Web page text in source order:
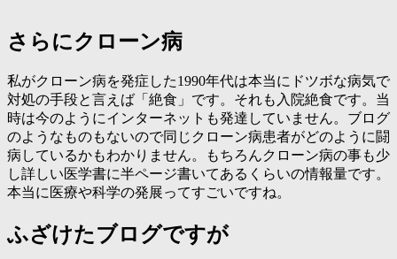
さらにクローン病
私がクローン病を発症した1990年代は本当にドツボな病気で
対処の手段と言えば「絶食」です。それも入院絶食です。当
時は今のようにインターネットも発達していません。ブログ
のようなものもないので同じクローン病患者がどのように闘
病しているかもわかりません。もちろんクローン病の事も少
し詳しい医学書に半ページ書いてあるくらいの情報量です。
本当に医療や科学の発展ってすごいですね。
ふざけたブログですが